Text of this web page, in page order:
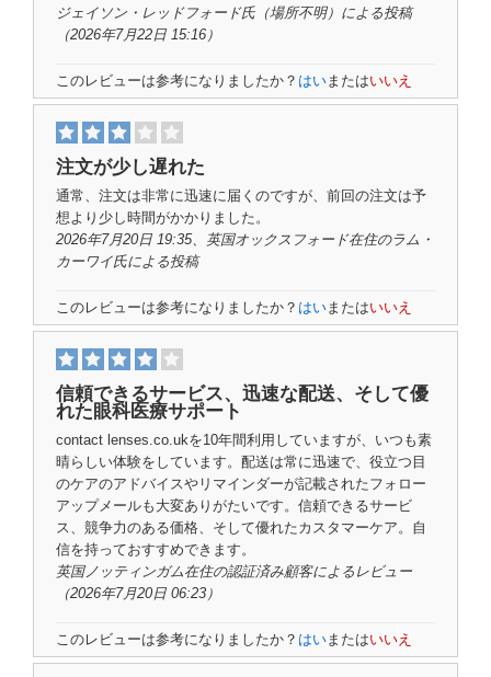
ジェイソン・レッドフォード氏（場所不明） による投稿
（2026年7月22日 15:16）
このレビューは参考になりましたか？ はいまたはいいえ
注文が少し遅れた
通常、注文は非常に迅速に届くのですが、前回の注文は予
想より少し時間がかかりました。
2026年7月20日 19:35、英国オックスフォード在住のラム・
カーワイ氏による投稿
このレビューは参考になりましたか？ はいまたはいいえ
信頼できるサービス、迅速な配送、そして優
れた眼科医療サポート
contact lenses.co.ukを10年間利用していますが、いつも素
晴らしい体験をしています。配送は常に迅速で、役立つ目
のケアのアドバイスやリマインダーが記載されたフォロー
アップメールも大変ありがたいです。信頼できるサービ
ス、競争力のある価格、そして優れたカスタマーケア。自
信を持っておすすめできます。
英国ノッティンガム在住の認証済み顧客によるレビュー
（2026年7月20日 06:23）
このレビューは参考になりましたか？ はいまたはいいえ